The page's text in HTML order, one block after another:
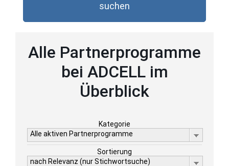
suchen
Alle Partnerprogramme
bei ADCELL im
Überblick
Kategorie
Alle aktiven Partnerprogramme
Sortierung
nach Relevanz (nur Stichwortsuche)